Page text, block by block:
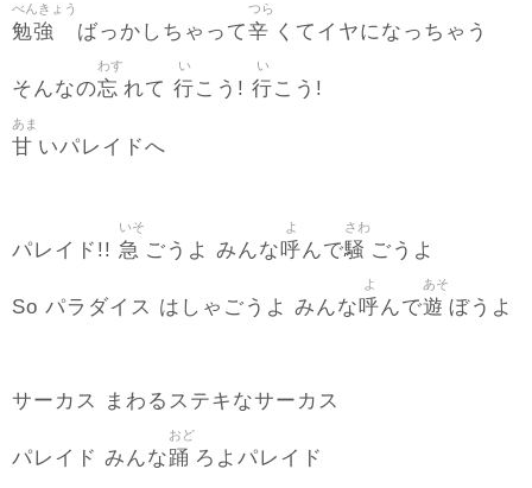
勉強
べんきょう
ばっかしちゃって辛
つら
くてイヤになっちゃう
そんなの忘
わす
れて 行
い
こう! 行
い
こう!
甘
あま
いパレイドへ
パレイド!! 急
いそ
ごうよ みんな呼
よ
んで騒
さわ
ごうよ
So パラダイス はしゃごうよ みんな呼
よ
んで遊
あそ
ぼうよ
サーカス まわるステキなサーカス
パレイド みんな踊
おど
ろよパレイド